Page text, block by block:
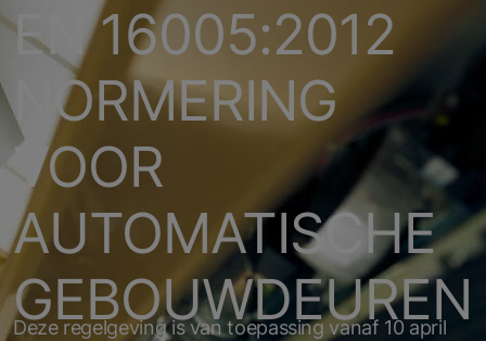
EN 16005:2012
NORMERING
VOOR
AUTOMATISCHE
GEBOUWDEUREN
Deze regelgeving is van toepassing vanaf 10 april